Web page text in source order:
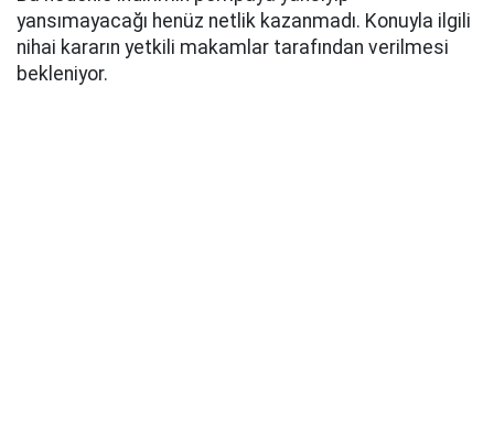
yansımayacağı henüz netlik kazanmadı. Konuyla ilgili
nihai kararın yetkili makamlar tarafından verilmesi
bekleniyor.